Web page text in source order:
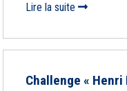
Lire la suite
Challenge «